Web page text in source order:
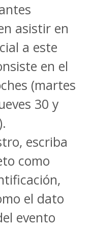
asistir en
a este
en el
(martes
30 y
escriba
como
el dato
evento